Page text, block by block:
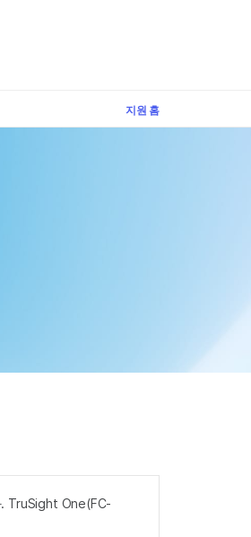
지원 홈
TruSight One(FC-